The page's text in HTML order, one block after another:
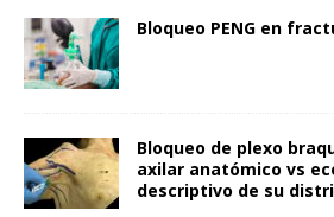
Bloqueo PENG en
Bloqueo de plexo
axilar anatómico vs
descriptivo de su